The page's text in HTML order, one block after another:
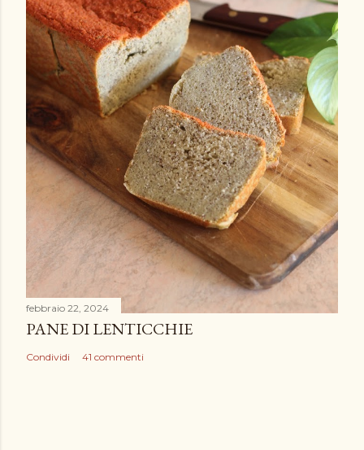
febbraio 22, 2024
PANE DI LENTICCHIE
Condividi 41 commenti